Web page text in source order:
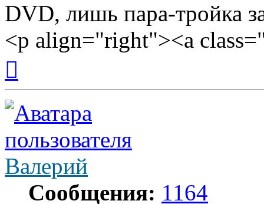
DVD, лишь пара-тройка
<p align="right"><a
началу
Валерий
Сообщения: 1164